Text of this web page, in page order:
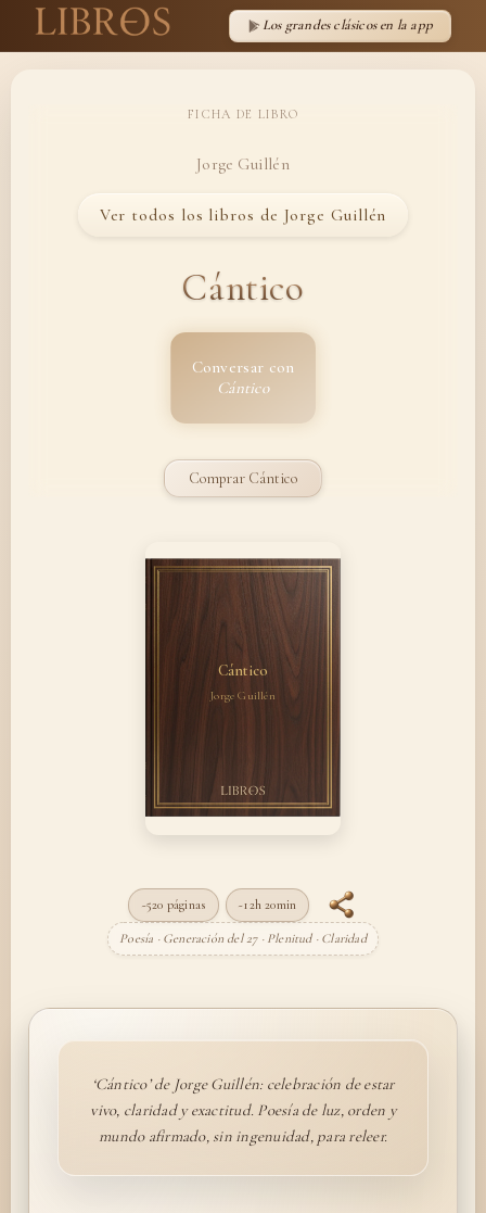
Los grandes clásicos en la app
FICHA DE LIBRO
Jorge Guillén
Ver todos los libros de Jorge Guillén
Cántico
Conversar con
Cántico
Comprar Cántico
Cántico
Jorge Guillén
~520 páginas ~12h 20min
Poesía · Generación del 27 · Plenitud · Claridad
‘Cántico’ de Jorge Guillén: celebración de estar
vivo, claridad y exactitud. Poesía de luz, orden y
mundo afirmado, sin ingenuidad, para releer.